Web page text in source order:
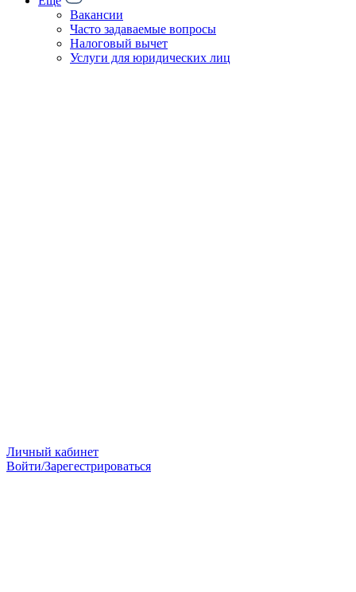
Вакансии
Часто задаваемые вопросы
Налоговый вычет
Услуги для юридических лиц
Личный кабинет
Войти/Зарегестрироваться